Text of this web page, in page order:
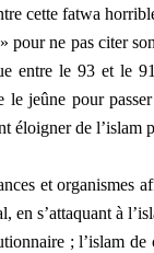
cette fatwa
pour ne pas citer
entre le 93 et le
jeûne pour
éloigner de l’islam
et organismes
en s’attaquant à
; l’islam